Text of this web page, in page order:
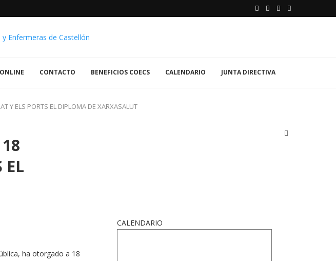
CONTACTO BENEFICIOS COECS CALENDARIO JUNTA DIRECTIVA
Y ELS PORTS EL DIPLOMA DE XARXASALUT
EL
ha otorgado a 18
CALENDARIO